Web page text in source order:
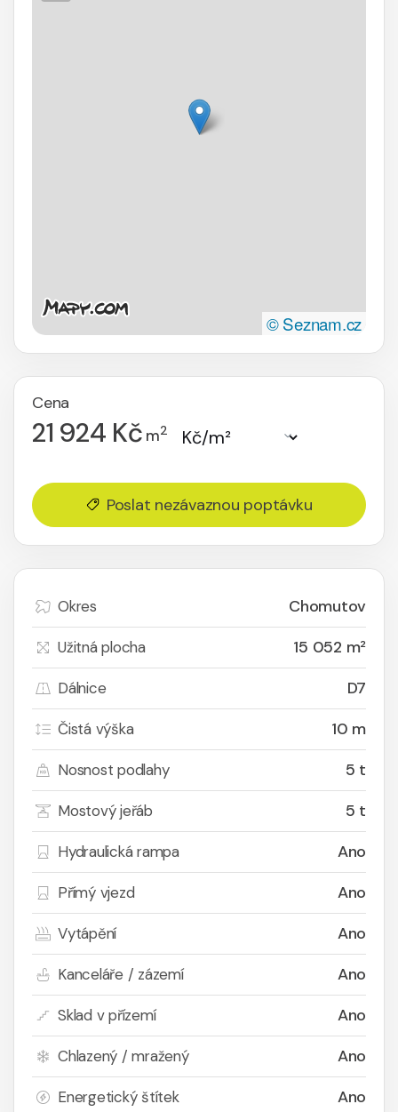
© Seznam.cz
Cena
21 924 Kč m2
Poslat nezávaznou poptávku
Okres Chomutov
Užitná plocha 15 052 m²
Dálnice D7
Čistá výška 10 m
Nosnost podlahy 5 t
Mostový jeřáb 5 t
Hydraulická rampa Ano
Přímý vjezd Ano
Vytápění Ano
Kanceláře / zázemí Ano
Sklad v přízemí Ano
Chlazený / mražený Ano
Energetický štítek Ano